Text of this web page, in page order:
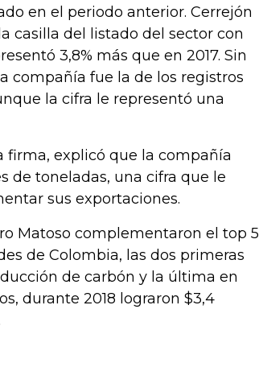
en el periodo anterior. Cerrejón
casilla del listado del sector con
3,8% más que en 2017. Sin
compañía fue la de los registros
la cifra le representó una
firma, explicó que la compañía
de toneladas, una cifra que le
sus exportaciones.
Matoso complementaron el top 5
de Colombia, las dos primeras
de carbón y la última en
durante 2018 lograron $3,4